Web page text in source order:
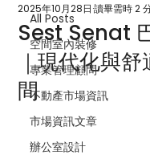
All Posts
空間室內裝修
專業管理顧問
不動產市場資訊
市場資訊文章
辦公室設計
Sest Senat
｜現代化與
間
2025年10月28日 讀畢需時 2